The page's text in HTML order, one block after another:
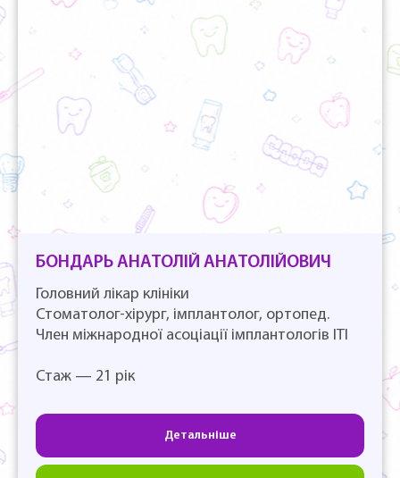
БОНДАРЬ АНАТОЛІЙ АНАТОЛІЙОВИЧ
Головний лікар клініки
Стоматолог-хірург, імплантолог, ортопед.
Член міжнародної асоціації імплантологів ІТІ
Стаж — 21 рік
Детальніше